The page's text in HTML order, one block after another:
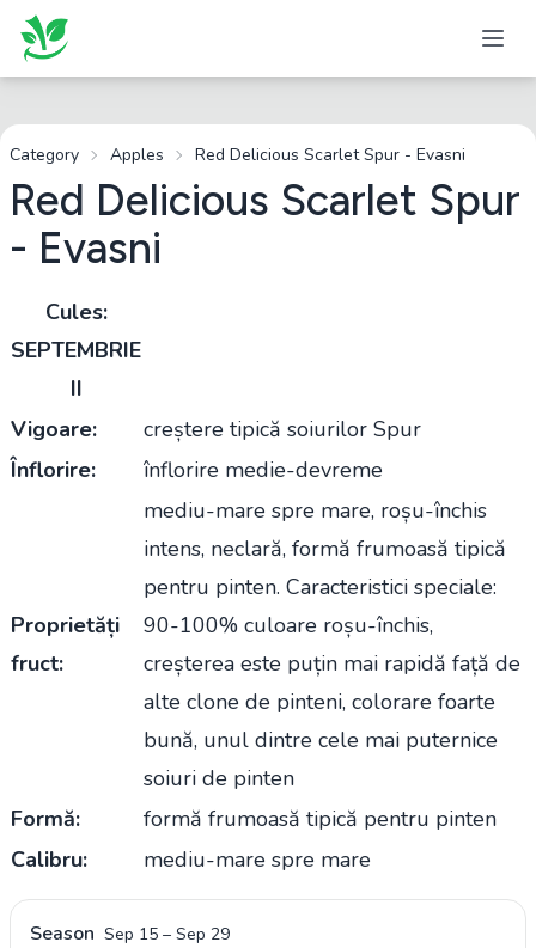
Category Apples Red Delicious Scarlet Spur - Evasni
Red Delicious Scarlet Spur
- Evasni
Cules:
SEPTEMBRIE
II
Vigoare:
creștere tipică soiurilor Spur
Înflorire:
înflorire medie-devreme
Proprietăți
fruct:
mediu-mare spre mare, roșu-închis
intens, neclară, formă frumoasă tipică
pentru pinten. Caracteristici speciale:
90-100% culoare roșu-închis,
creșterea este puțin mai rapidă față de
alte clone de pinteni, colorare foarte
bună, unul dintre cele mai puternice
soiuri de pinten
Formă:
formă frumoasă tipică pentru pinten
Calibru:
mediu-mare spre mare
Season Sep 15 – Sep 29